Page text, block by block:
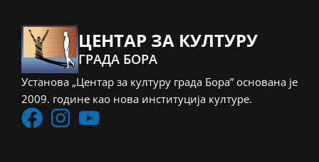
ЦЕНТАР ЗА КУЛТУРУ
ГРАДА БОРА
Установа „Центар за културу града Бора” основана је
2009. године као нова институција културе.